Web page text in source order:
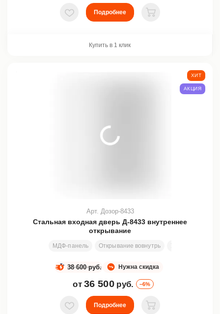
В избранное
Подробнее
В корзину
Купить в 1 клик
Стальная входная дверь Д-8433 внутреннее
открывание
МДФ-панель Открывание вовнутрь Узор
Арт. Дозор-8433
Нужна скидка
38 600 руб.
от 36 500 руб. –6%
ХИТ
АКЦИЯ
В избранное
Подробнее
В корзину